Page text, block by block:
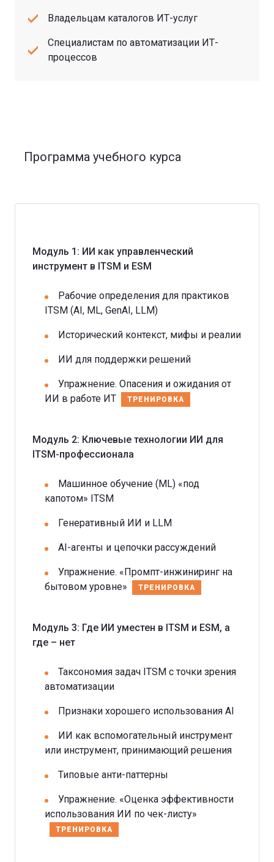
Владельцам каталогов ИТ-услуг
Специалистам по автоматизации ИТ-
процессов
Программа учебного курса
Модуль 1: ИИ как управленческий
инструмент в ITSM и ESM
Рабочие определения для практиков
ITSM (AI, ML, GenAI, LLM)
Исторический контекст, мифы и реалии
ИИ для поддержки решений
Упражнение. Опасения и ожидания от
ИИ в работе ИТ
ТРЕНИРОВКА
Модуль 2: Ключевые технологии ИИ для
ITSM-профессионала
Машинное обучение (ML) «под
капотом» ITSM
Генеративный ИИ и LLM
AI-агенты и цепочки рассуждений
Упражнение. «Промпт-инжиниринг на
бытовом уровне»
ТРЕНИРОВКА
Модуль 3: Где ИИ уместен в ITSM и ESM, а
где – нет
Таксономия задач ITSM с точки зрения
автоматизации
Признаки хорошего использования AI
ИИ как вспомогательный инструмент
или инструмент, принимающий решения
Типовые анти-паттерны
Упражнение. «Оценка эффективности
использования ИИ по чек-листу»
ТРЕНИРОВКА